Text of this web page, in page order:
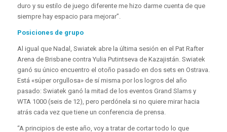
duro y su estilo de juego diferente me hizo darme cuenta de que
siempre hay espacio para mejorar”.
Posiciones de grupo
Al igual que Nadal, Swiatek abre la última sesión en el Pat Rafter
Arena de Brisbane contra Yulia Putintseva de Kazajistán. Swiatek
ganó su único encuentro el otoño pasado en dos sets en Ostrava.
Está «súper orgullosa» de sí misma por los logros del año
pasado: Swiatek ganó la mitad de los eventos Grand Slams y
WTA 1000 (seis de 12), pero perdónela si no quiere mirar hacia
atrás cada vez que tiene un conferencia de prensa.
“A principios de este año, voy a tratar de cortar todo lo que